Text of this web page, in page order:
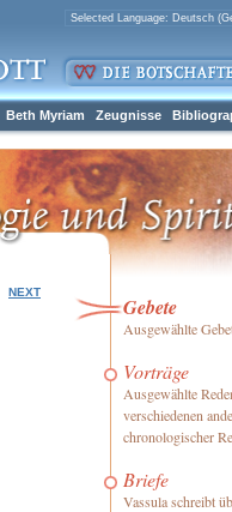
Beth Myriam Zeugnisse
NEXT
Gebete
Ausgewählte
Vorträge
Ausgewählte
verschiedenen
chronologischer
Briefe
Vassula schreibt